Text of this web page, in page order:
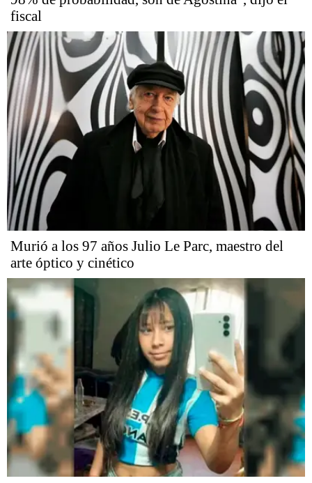
fiscal
Murió a los 97 años Julio Le Parc, maestro del
arte óptico y cinético